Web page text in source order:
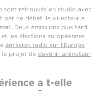
sont retrouvés en studio avec
par ce débat, le directeur a
Deux émissions plus tard,
les élections européennes
émission radio sur l'Europe
le projet de devenir animateur
a t-elle